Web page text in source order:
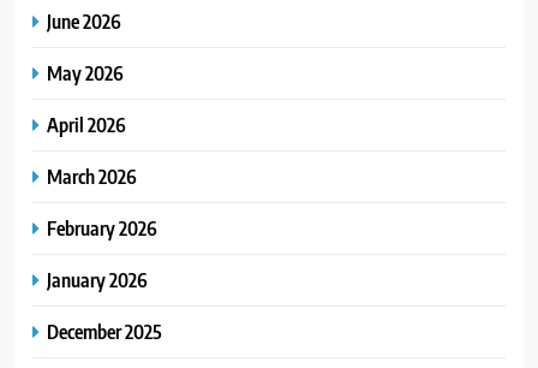
June 2026
May 2026
April 2026
March 2026
February 2026
January 2026
December 2025